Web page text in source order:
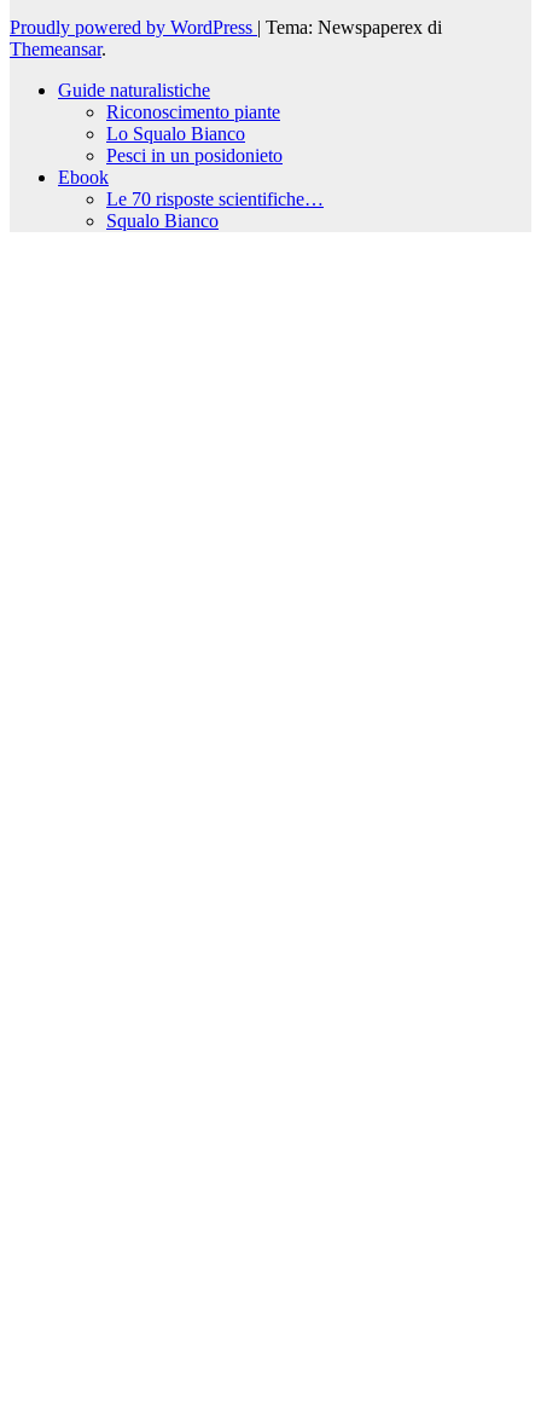
Proudly powered by WordPress | Tema: Newspaperex di
Themeansar.
Guide naturalistiche
Riconoscimento piante
Lo Squalo Bianco
Pesci in un posidonieto
Ebook
Le 70 risposte scientifiche…
Squalo Bianco